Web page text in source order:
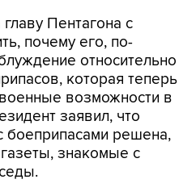
Пентагона с
почему его, по-
относительно
которая теперь
возможности в
заявил, что
боеприпасами решена,
знакомые с